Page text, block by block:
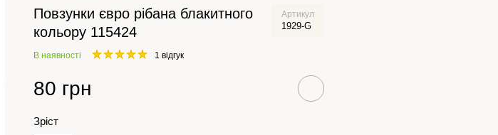
Повзунки євро рібана блакитного
кольору 115424
Артикул
1929-G
В наявності 1 відгук
80 грн
Зріст